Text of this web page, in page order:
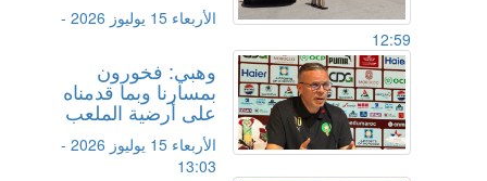
الأربعاء 15 يوليوز 2026 -
12:59
وهبي: فخورون
بمسارنا وبما قدمناه
على أرضية الملعب
الأربعاء 15 يوليوز 2026 -
13:03